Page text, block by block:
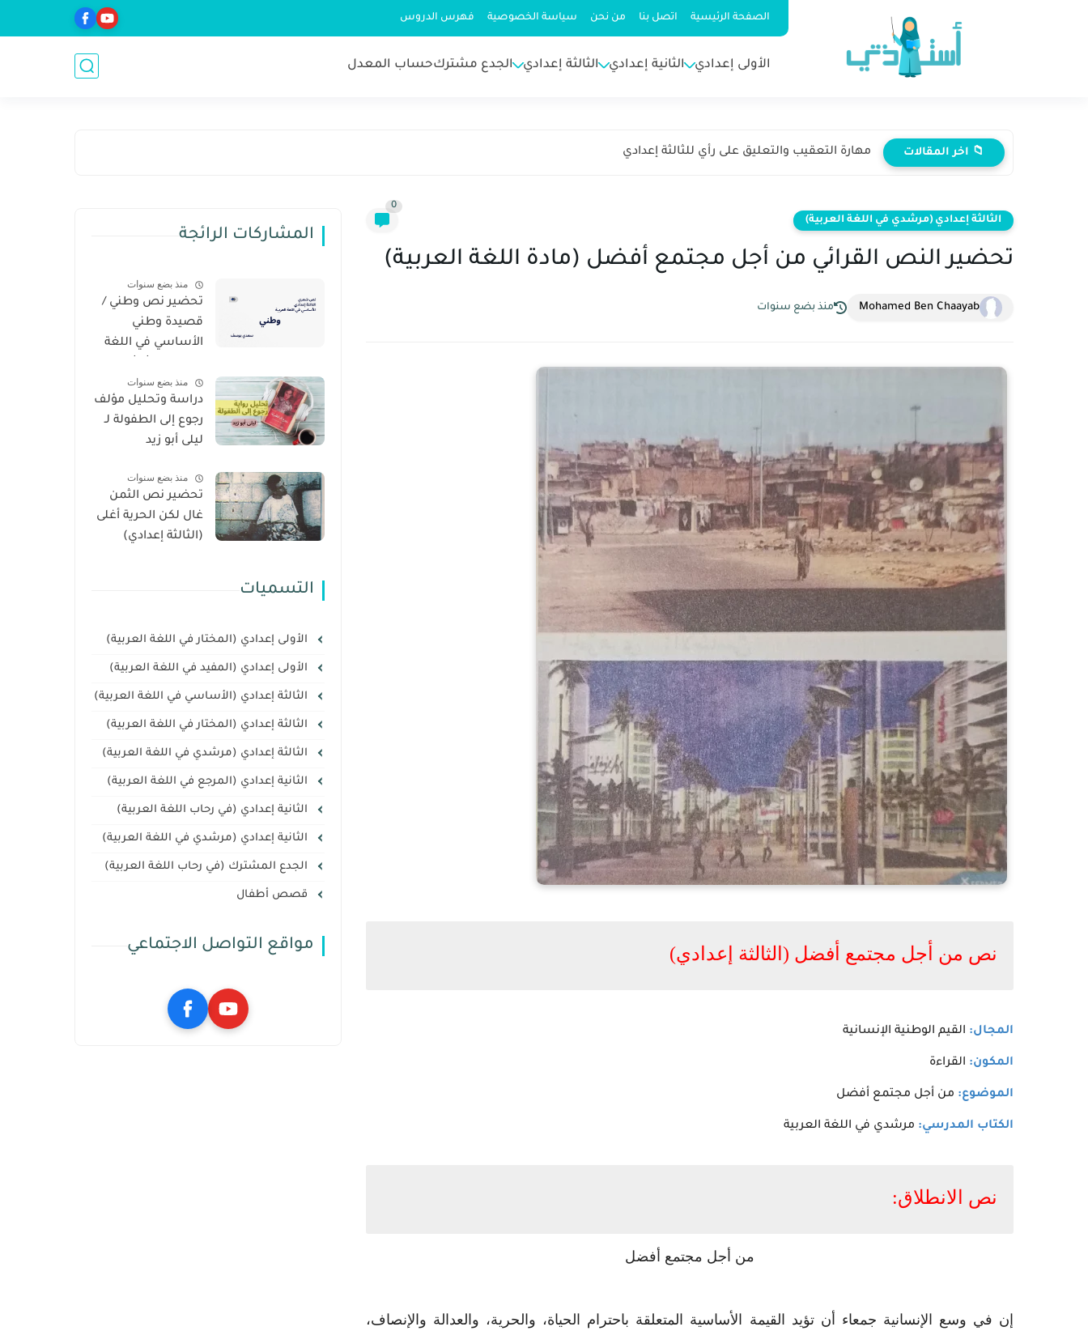
الصفحة الرئيسية اتصل بنا من نحن سياسة الخصوصية فهرس الدروس
الأولى إعدادي الثانية إعدادي الثالثة إعدادي الجدع مشتركحساب المعدل
📁 اخر المقالات مهارة التعقيب والتعليق على رأي للثالثة إعدادي
الثالثة إعدادي (مرشدي في اللغة العربية)
0
تحضير النص القرائي من أجل مجتمع أفضل (مادة اللغة العربية)
Mohamed Ben Chaayab منذ بضع سنوات
نص من أجل مجتمع أفضل (الثالثة إعدادي)
المجال: القيم الوطنية الإنسانية
المكون: القراءة
الموضوع: من أجل مجتمع أفضل
الكتاب المدرسي: مرشدي في اللغة العربية
نص الانطلاق:
من أجل مجتمع أفضل
إن في وسع الإنسانية جمعاء أن تؤيد القيمة الأساسية المتعلقة باحترام الحياة، والحرية، والعدالة والإنصاف،
المشاركات الرائجة
منذ بضع سنوات
تحضير نص وطني /
قصيدة وطني
الأساسي في اللغة
إعدادي)
منذ بضع سنوات
دراسة وتحليل مؤلف
رجوع إلى الطفولة لـ
ليلى أبو زيد
منذ بضع سنوات
تحضير نص الثمن
غال لكن الحرية أغلى
(الثالثة إعدادي)
التسميات
الأولى إعدادي (المختار في اللغة العربية)
الأولى إعدادي (المفيد في اللغة العربية)
الثالثة إعدادي (الأساسي في اللغة العربية)
الثالثة إعدادي (المختار في اللغة العربية)
الثالثة إعدادي (مرشدي في اللغة العربية)
الثانية إعدادي (المرجع في اللغة العربية)
الثانية إعدادي (في رحاب اللغة العربية)
الثانية إعدادي (مرشدي في اللغة العربية)
الجدع المشترك (في رحاب اللغة العربية)
قصص أطفال
مواقع التواصل الاجتماعي